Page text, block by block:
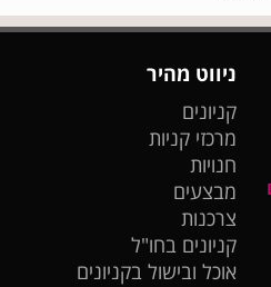
ניווט מהיר
קניונים
מרכזי קניות
חנויות
מבצעים
צרכנות
קניונים בחו"ל
אוכל ובישול בקניונים